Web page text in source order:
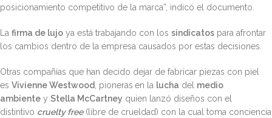
posicionamiento competitivo de la marca”, indicó el documento.
La firma de lujo ya está trabajando con los sindicatos para afrontar
los cambios dentro de la empresa causados por estas decisiones.
Otras compañías que han decido dejar de fabricar piezas con piel
es Vivienne Westwood, pioneras en la lucha del medio
ambiente y Stella McCartney quien lanzó diseños con el
distintivo cruelty free(libre de crueldad) con la cual toma conciencia